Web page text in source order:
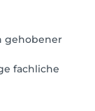
gehobener
fachliche